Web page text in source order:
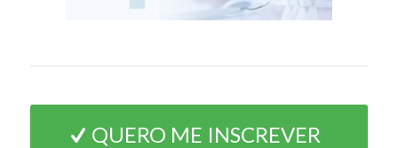
QUERO ME INSCREVER